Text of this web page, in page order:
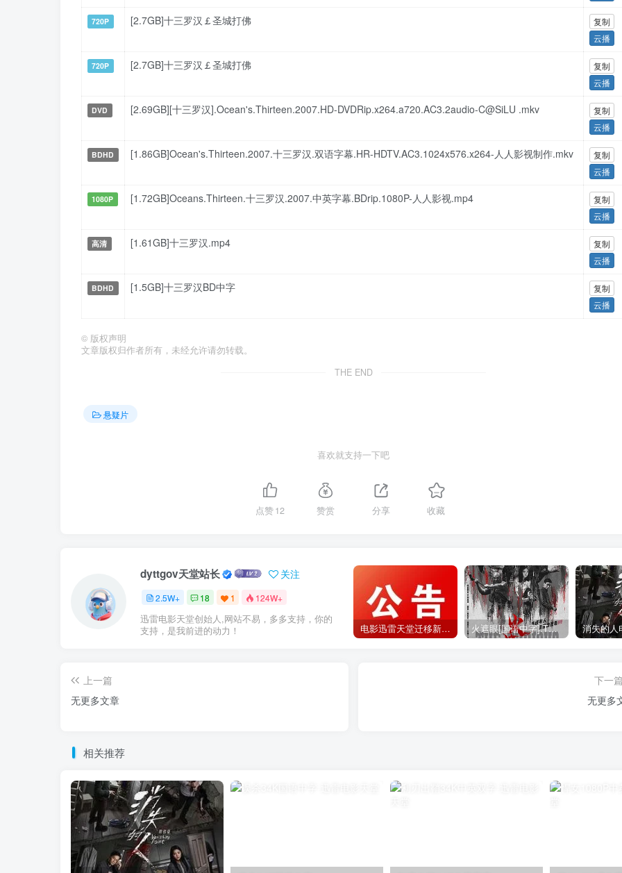
720P [2.7GB]十三罗汉￡圣城打佛
复制
云播
720P [2.7GB]十三罗汉￡圣城打佛
复制
云播
DVD [2.69GB][十三罗汉].Ocean's.Thirteen.2007.HD-DVDRip.x264.a720.AC3.2audio-C@SiLU .mkv
复制
云播
BDHD [1.86GB]Ocean's.Thirteen.2007.十三罗汉.双语字幕.HR-HDTV.AC3.1024x576.x264-人人影视制作.mkv
复制
云播
1080P [1.72GB]Oceans.Thirteen.十三罗汉.2007.中英字幕.BDrip.1080P-人人影视.mp4
复制
云播
高清 [1.61GB]十三罗汉.mp4
复制
云播
BDHD [1.5GB]十三罗汉BD中字
复制
云播
© 版权声明
文章版权归作者所有，未经允许请勿转载。
THE END
悬疑片
喜欢就支持一下吧
点赞12 赞赏 分享 收藏
dyttgov天堂站长 关注
2.5W+ 18 1 124W+
迅雷电影天堂创始人,网站不易，多多支持，你的
支持，是我前进的动力！
电影迅雷天堂迁移新服务器,正常更新，维护完毕! 火遮眼[国语中字].The.Furious.2026.1080p+2160p高清下载
上一篇
无更多文章
下一篇
无更多
相关推荐